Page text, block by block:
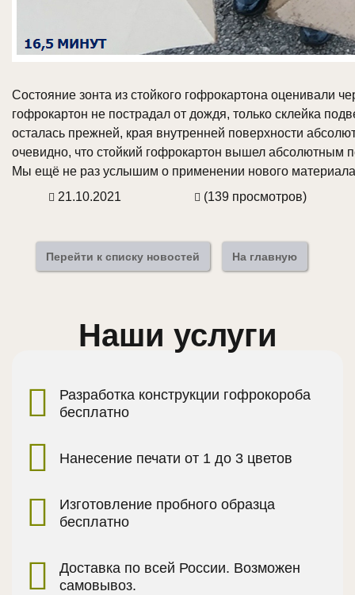
Состояние зонта из стойкого гофрокартона оценивали
гофрокартон не пострадал от дождя, только склейка
осталась прежней, края внутренней поверхности
очевидно, что стойкий гофрокартон вышел абсолютным
Мы ещё не раз услышим о применении нового
21.10.2021
(139 просмотров)
Перейти к списку новостей На главную
Наши услуги
Разработка конструкции гофрокороба
бесплатно
Нанесение печати от 1 до 3 цветов
Изготовление пробного образца
бесплатно
Доставка по всей России. Возможен
самовывоз.